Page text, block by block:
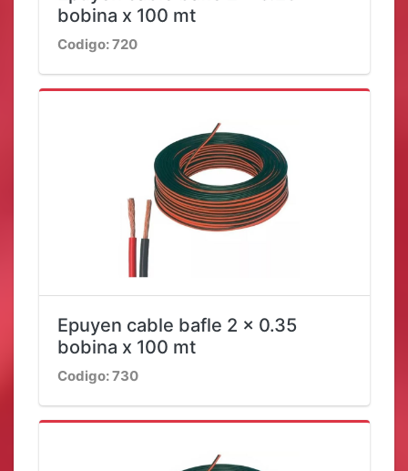
bobina x 100 mt
Codigo: 720
Epuyen cable bafle 2 x 0.35
bobina x 100 mt
Codigo: 730